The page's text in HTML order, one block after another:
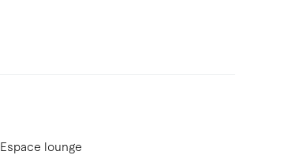
Espace lounge